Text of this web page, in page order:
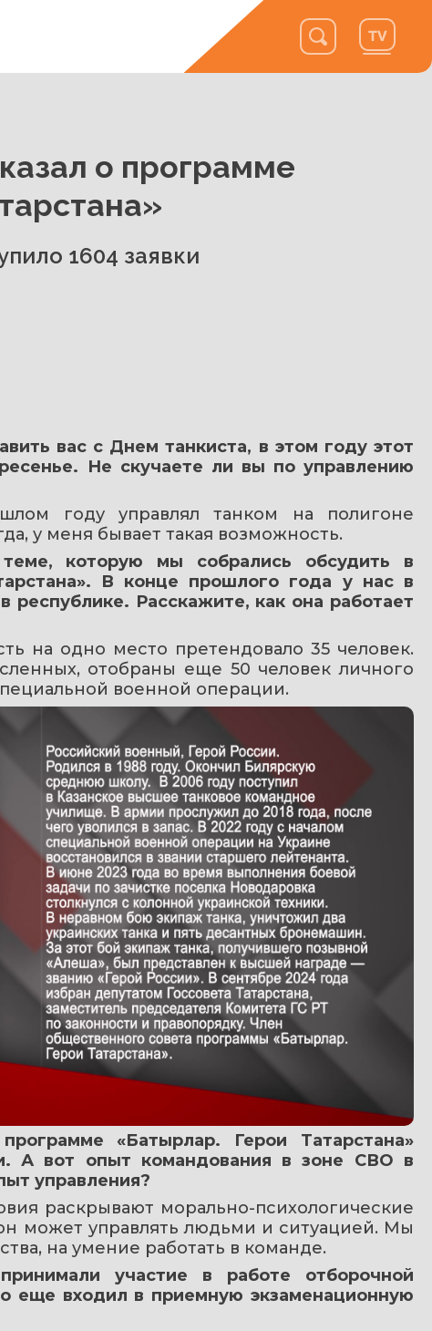
о программе
1604 заявки
вас с Днем танкиста, в этом году этот
Не скучаете ли вы по управлению
году управлял танком на полигоне
у меня бывает такая возможность.
которую мы собрались обсудить в
В конце прошлого года у нас в
республике. Расскажите, как она работает
на одно место претендовало 35 человек.
отобраны еще 50 человек личного
военной операции.
«Батырлар. Герои Татарстана»
А вот опыт командования в зоне СВО в
управления?
раскрывают морально-психологические
он может управлять людьми и ситуацией. Мы
на умение работать в команде.
участие в работе отборочной
еще входил в приемную экзаменационную